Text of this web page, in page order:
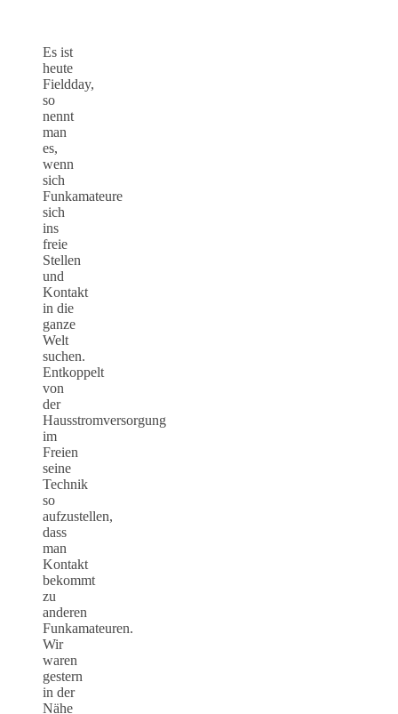
Es ist
heute
Fieldday,
so
nennt
man
es,
wenn
sich
Funkamateure
sich
ins
freie
Stellen
und
Kontakt
in die
ganze
Welt
suchen.
Entkoppelt
von
der
Hausstromversorgung
im
Freien
seine
Technik
so
aufzustellen,
dass
man
Kontakt
bekommt
zu
anderen
Funkamateuren.
Wir
waren
gestern
in der
Nähe